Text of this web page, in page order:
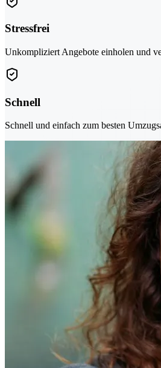
Stressfrei
Unkompliziert Angebote einholen und
Schnell
Schnell und einfach zum besten